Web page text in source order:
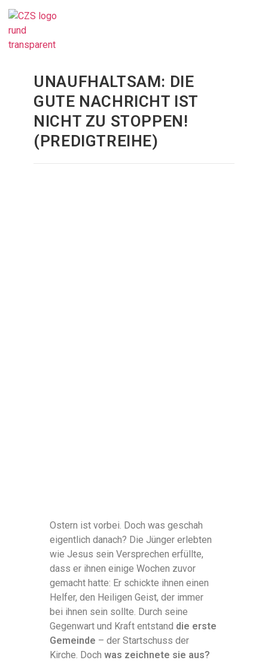
UNAUFHALTSAM: DIE
GUTE NACHRICHT IST
NICHT ZU STOPPEN!
(PREDIGTREIHE)
Ostern ist vorbei. Doch was geschah
eigentlich danach? Die Jünger erlebten
wie Jesus sein Versprechen erfüllte,
dass er ihnen einige Wochen zuvor
gemacht hatte: Er schickte ihnen einen
Helfer, den Heiligen Geist, der immer
bei ihnen sein sollte. Durch seine
Gegenwart und Kraft entstand die erste
Gemeinde – der Startschuss der
Kirche. Dochwas zeichnete sie aus?